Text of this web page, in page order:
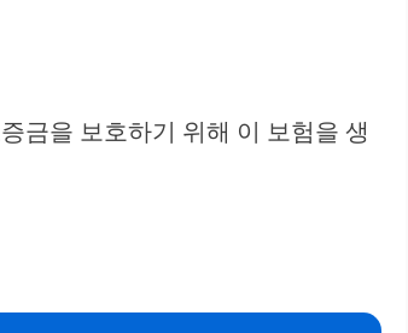
금을 보호하기 위해 이 보험을 생